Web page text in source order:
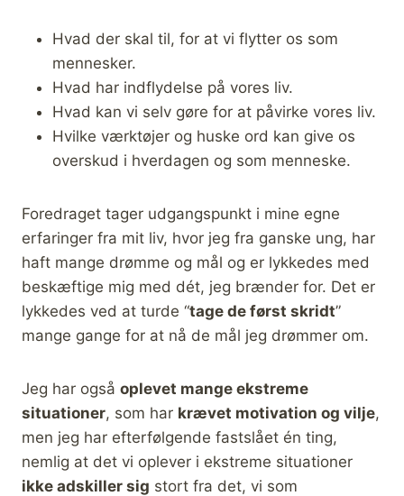
Hvad der skal til, for at vi flytter os som
mennesker.
Hvad har indflydelse på vores liv.
Hvad kan vi selv gøre for at påvirke vores liv.
Hvilke værktøjer og huske ord kan give os
overskud i hverdagen og som menneske.
Foredraget tager udgangspunkt i mine egne
erfaringer fra mit liv, hvor jeg fra ganske ung, har
haft mange drømme og mål og er lykkedes med
beskæftige mig med dét, jeg brænder for. Det er
lykkedes ved at turde “tage de først skridt”
mange gange for at nå de mål jeg drømmer om.
Jeg har også oplevet mange ekstreme
situationer, som har krævet motivation og vilje,
men jeg har efterfølgende fastslået én ting,
nemlig at det vi oplever i ekstreme situationer
ikke adskiller sig stort fra det, vi som